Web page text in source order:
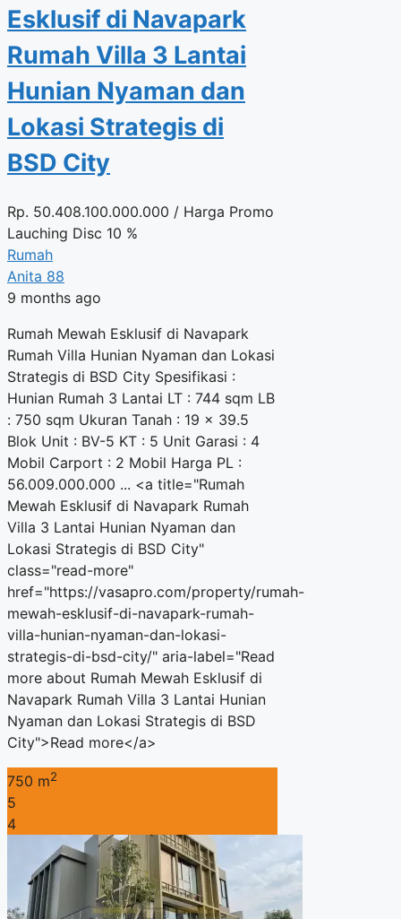
Esklusif di Navapark
Rumah Villa 3 Lantai
Hunian Nyaman dan
Lokasi Strategis di
BSD City
Rp. 50.408.100.000.000 / Harga Promo
Lauching Disc 10 %
Rumah
Anita 88
9 months ago
Rumah Mewah Esklusif di Navapark
Rumah Villa Hunian Nyaman dan Lokasi
Strategis di BSD City Spesifikasi :
Hunian Rumah 3 Lantai LT : 744 sqm LB
: 750 sqm Ukuran Tanah : 19 x 39.5
Blok Unit : BV-5 KT : 5 Unit Garasi : 4
Mobil Carport : 2 Mobil Harga PL :
56.009.000.000 ... <a title="Rumah
Mewah Esklusif di Navapark Rumah
Villa 3 Lantai Hunian Nyaman dan
Lokasi Strategis di BSD City"
class="read-more"
href="https://vasapro.com/property/rumah-
mewah-esklusif-di-navapark-rumah-
villa-hunian-nyaman-dan-lokasi-
strategis-di-bsd-city/" aria-label="Read
more about Rumah Mewah Esklusif di
Navapark Rumah Villa 3 Lantai Hunian
Nyaman dan Lokasi Strategis di BSD
City">Read more</a>
750 m2
5
4